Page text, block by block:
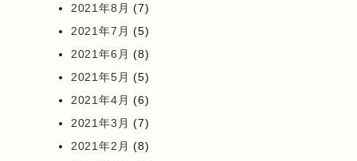
2021年8月 (7)
2021年7月 (5)
2021年6月 (8)
2021年5月 (5)
2021年4月 (6)
2021年3月 (7)
2021年2月 (8)